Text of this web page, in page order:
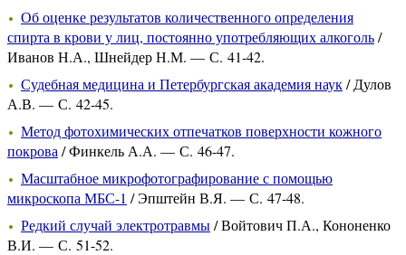
Об оценке результатов количественного определения
спирта в крови у лиц, постоянно употребляющих алкоголь/
Иванов Н.А., Шнейдер Н.М. — С. 41-42.
Судебная медицина и Петербургская академия наук/ Дулов
А.В. — С. 42-45.
Метод фотохимических отпечатков поверхности кожного
покрова / Финкель А.А. — С. 46-47.
Масштабное микрофотографирование с помощью
микроскопа МБС-1 / Эпштейн В.Я. — С. 47-48.
Редкий случай электротравмы/ Войтович П.А., Кононенко
В.И. — С. 51-52.